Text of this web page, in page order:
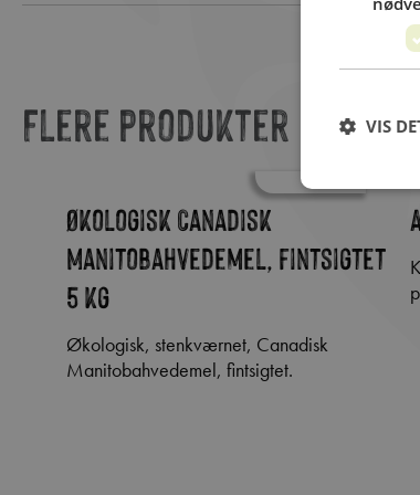
Flere produkter
Økologisk Canadisk
Manitobahvedemel, fintsigtet
5 kg
Økologisk, stenkværnet, Canadisk
Manitobahvedemel, fintsigtet.
Knorr Professional Kyllingefond er den
VIS